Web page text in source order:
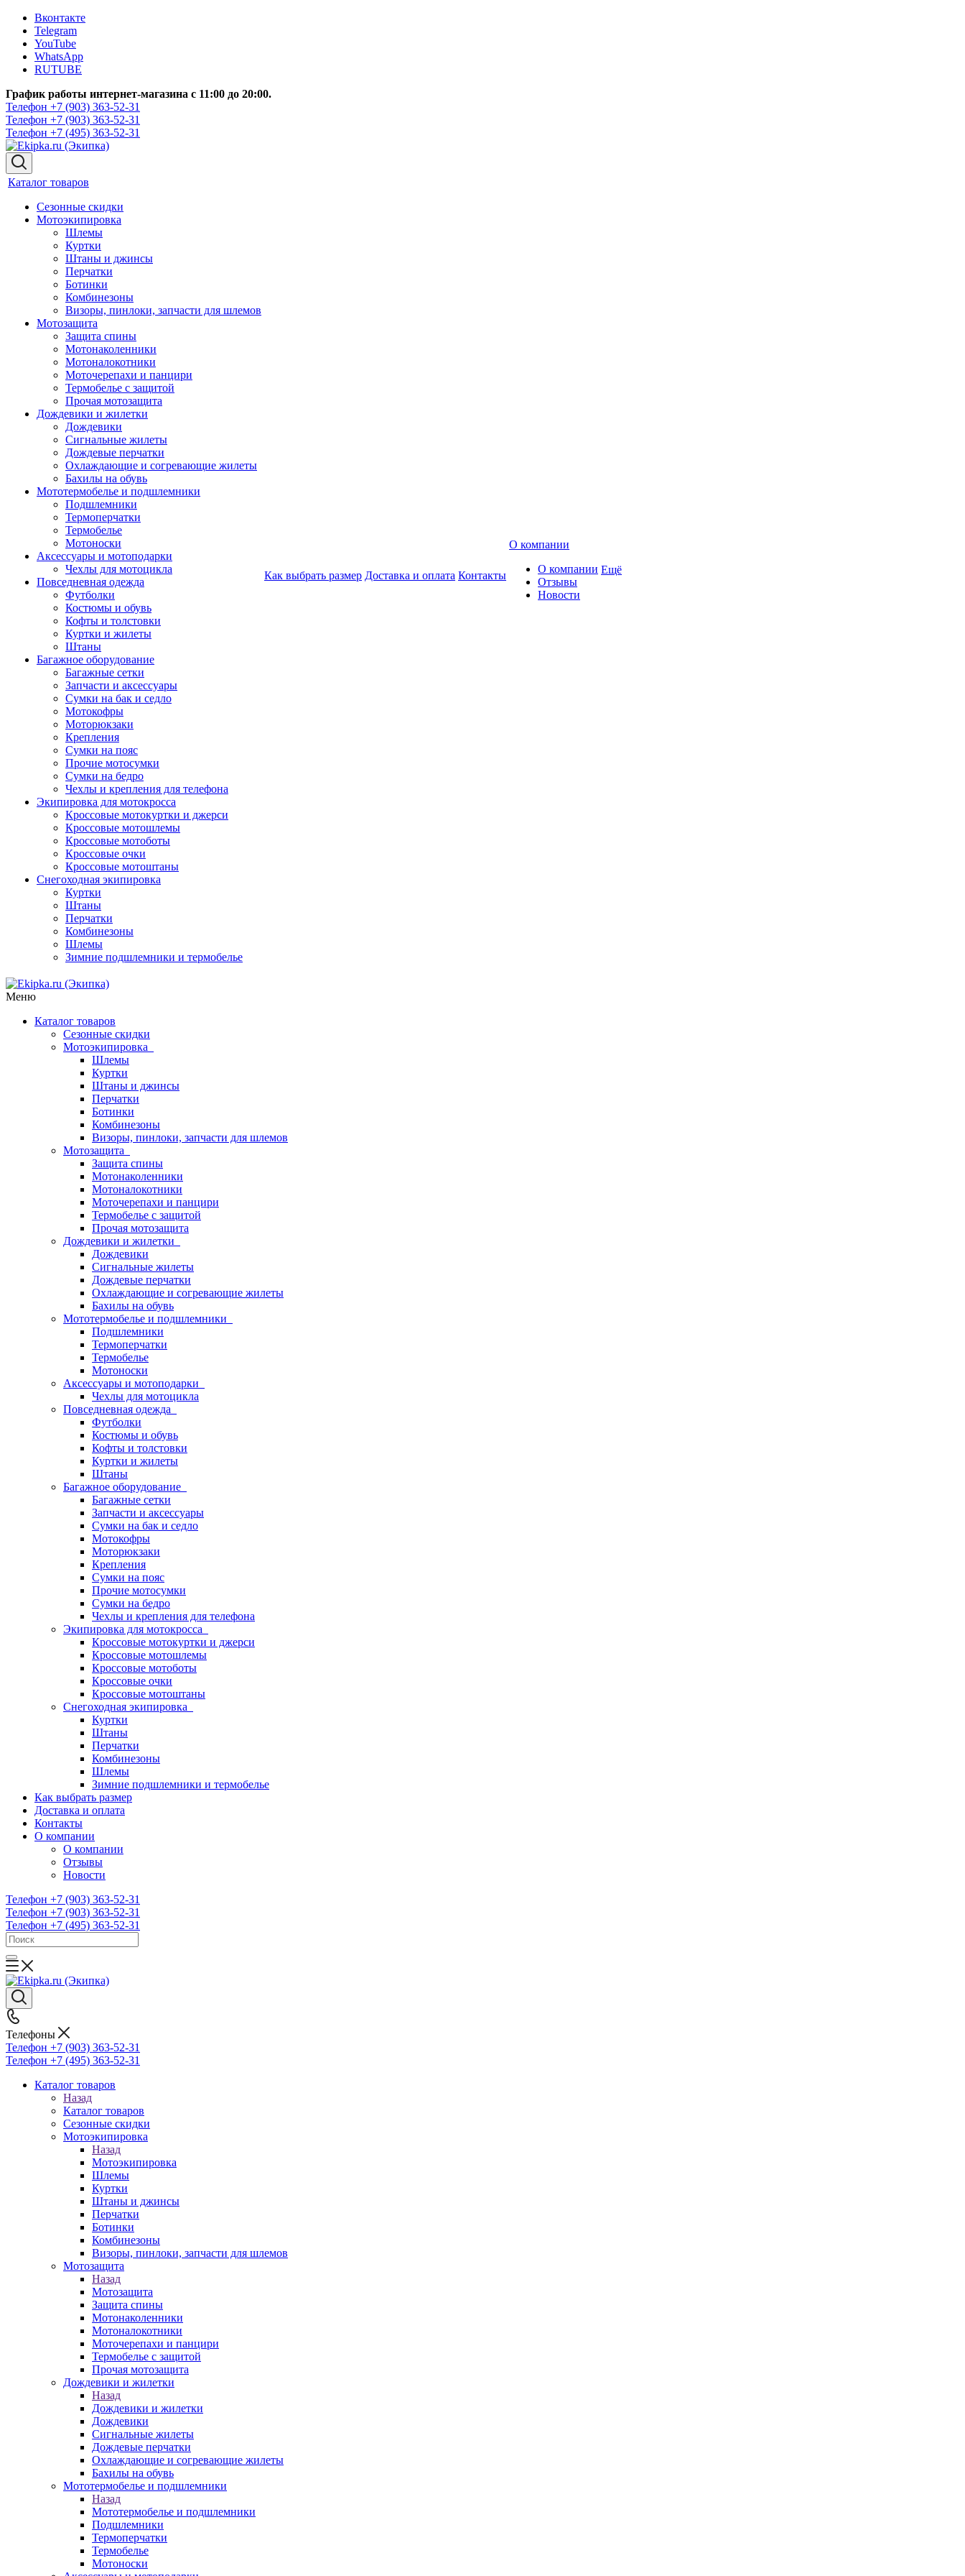
Вконтакте
Telegram
YouTube
WhatsApp
RUTUBE
График работы интернет-магазина с 11:00 до 20:00.
Телефон +7 (903) 363-52-31
Телефон +7 (903) 363-52-31
Телефон +7 (495) 363-52-31
Каталог товаров
Сезонные скидки
Мотоэкипировка
Шлемы
Куртки
Штаны и джинсы
Перчатки
Ботинки
Комбинезоны
Визоры, пинлоки, запчасти для шлемов
Мотозащита
Защита спины
Мотонаколенники
Мотоналокотники
Моточерепахи и панцири
Термобелье с защитой
Прочая мотозащита
Дождевики и жилетки
Дождевики
Сигнальные жилеты
Дождевые перчатки
Охлаждающие и согревающие жилеты
Бахилы на обувь
Мототермобелье и подшлемники
Подшлемники
Термоперчатки
Термобелье
Мотоноски
Аксессуары и мотоподарки
Чехлы для мотоцикла
Повседневная одежда
Футболки
Костюмы и обувь
Кофты и толстовки
Куртки и жилеты
Штаны
Багажное оборудование
Багажные сетки
Запчасти и аксессуары
Сумки на бак и седло
Мотокофры
Моторюкзаки
Крепления
Сумки на пояс
Прочие мотосумки
Сумки на бедро
Чехлы и крепления для телефона
Экипировка для мотокросса
Кроссовые мотокуртки и джерси
Кроссовые мотошлемы
Кроссовые мотоботы
Кроссовые очки
Кроссовые мотоштаны
Снегоходная экипировка
Куртки
Штаны
Перчатки
Комбинезоны
Шлемы
Зимние подшлемники и термобелье
Как выбрать размер Доставка и оплата Контакты
О компании
О компании
Отзывы
Новости
Ещё
Меню
Каталог товаров
Сезонные скидки
Мотоэкипировка
Шлемы
Куртки
Штаны и джинсы
Перчатки
Ботинки
Комбинезоны
Визоры, пинлоки, запчасти для шлемов
Мотозащита
Защита спины
Мотонаколенники
Мотоналокотники
Моточерепахи и панцири
Термобелье с защитой
Прочая мотозащита
Дождевики и жилетки
Дождевики
Сигнальные жилеты
Дождевые перчатки
Охлаждающие и согревающие жилеты
Бахилы на обувь
Мототермобелье и подшлемники
Подшлемники
Термоперчатки
Термобелье
Мотоноски
Аксессуары и мотоподарки
Чехлы для мотоцикла
Повседневная одежда
Футболки
Костюмы и обувь
Кофты и толстовки
Куртки и жилеты
Штаны
Багажное оборудование
Багажные сетки
Запчасти и аксессуары
Сумки на бак и седло
Мотокофры
Моторюкзаки
Крепления
Сумки на пояс
Прочие мотосумки
Сумки на бедро
Чехлы и крепления для телефона
Экипировка для мотокросса
Кроссовые мотокуртки и джерси
Кроссовые мотошлемы
Кроссовые мотоботы
Кроссовые очки
Кроссовые мотоштаны
Снегоходная экипировка
Куртки
Штаны
Перчатки
Комбинезоны
Шлемы
Зимние подшлемники и термобелье
Как выбрать размер
Доставка и оплата
Контакты
О компании
О компании
Отзывы
Новости
Телефон +7 (903) 363-52-31
Телефон +7 (903) 363-52-31
Телефон +7 (495) 363-52-31
Телефоны
Телефон +7 (903) 363-52-31
Телефон +7 (495) 363-52-31
Каталог товаров
Назад
Каталог товаров
Сезонные скидки
Мотоэкипировка
Назад
Мотоэкипировка
Шлемы
Куртки
Штаны и джинсы
Перчатки
Ботинки
Комбинезоны
Визоры, пинлоки, запчасти для шлемов
Мотозащита
Назад
Мотозащита
Защита спины
Мотонаколенники
Мотоналокотники
Моточерепахи и панцири
Термобелье с защитой
Прочая мотозащита
Дождевики и жилетки
Назад
Дождевики и жилетки
Дождевики
Сигнальные жилеты
Дождевые перчатки
Охлаждающие и согревающие жилеты
Бахилы на обувь
Мототермобелье и подшлемники
Назад
Мототермобелье и подшлемники
Подшлемники
Термоперчатки
Термобелье
Мотоноски